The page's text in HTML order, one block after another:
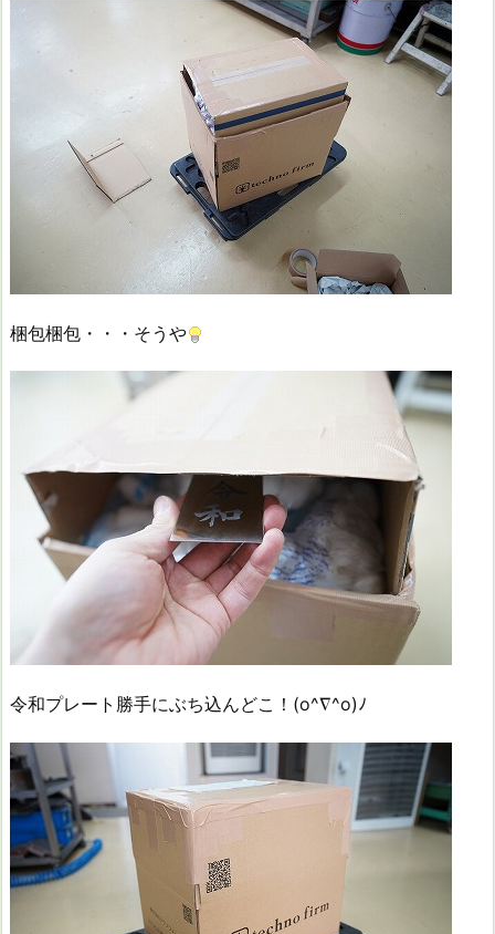
梱包梱包・・・そうや
令和プレート勝手にぶち込んどこ！(o^∇^o)ﾉ